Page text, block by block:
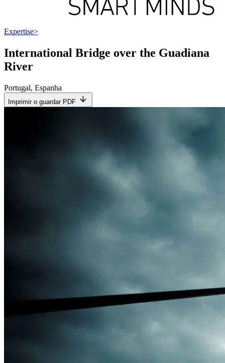
Expertise>
International Bridge over the Guadiana
River
Portugal, Espanha
Imprimir o guardar PDF